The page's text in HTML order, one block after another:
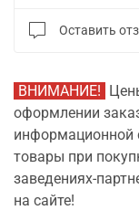
Оставить
ВНИМАНИЕ!
оформлении
информационной
товары при
заведениях-
на сайте!